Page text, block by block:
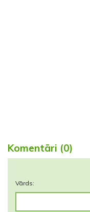
Komentāri (0)
Vārds: